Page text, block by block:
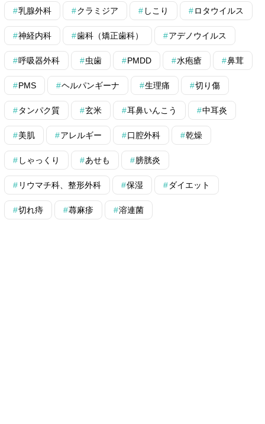
乳腺外科 クラミジア しこり ロタウイルス
神経内科 歯科（矯正歯科） アデノウイルス
呼吸器外科 虫歯 PMDD 水疱瘡 鼻茸
PMS ヘルパンギーナ 生理痛 切り傷
タンパク質 玄米 耳鼻いんこう 中耳炎
美肌 アレルギー 口腔外科 乾燥
しゃっくり あせも 膀胱炎
リウマチ科、整形外科 保湿 ダイエット
切れ痔 蕁麻疹 溶連菌